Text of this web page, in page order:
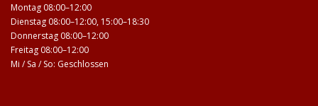
Montag 08:00–12:00
Dienstag 08:00–12:00, 15:00–18:30
Donnerstag 08:00–12:00
Freitag 08:00–12:00
Mi / Sa / So: Geschlossen